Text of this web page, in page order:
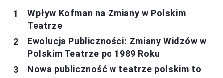
Wpływ Kofman na Zmiany w Polskim
Teatrze
Ewolucja Publiczności: Zmiany Widzów w
Polskim Teatrze po 1989 Roku
Nowa publiczność w teatrze polskim to